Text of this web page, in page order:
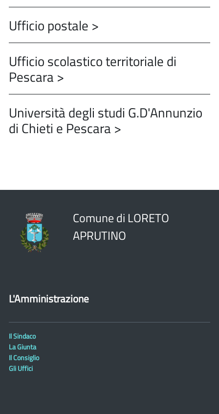
Ufficio postale >
Ufficio scolastico territoriale di
Pescara >
Università degli studi G.D'Annunzio
di Chieti e Pescara >
Comune di LORETO
APRUTINO
L'Amministrazione
Il Sindaco
La Giunta
Il Consiglio
Gli Uffici